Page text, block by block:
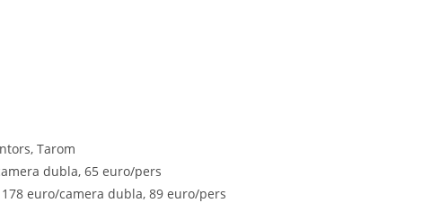
Tarom
dubla, 65 euro/pers
178 euro/camera dubla, 89 euro/pers